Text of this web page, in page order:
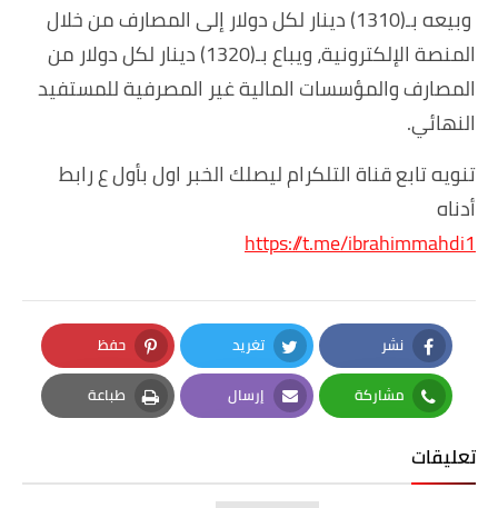
وبيعه بـ(1310) دينار لكل دولار إلى المصارف من خلال
المنصة الإلكترونية، ويباع بـ(1320) دينار لكل دولار من
المصارف والمؤسسات المالية غير المصرفية للمستفيد
النهائي.
تنويه تابع قناة التلكرام ليصلك الخبر اول بأول ع رابط
أدناه
https://t.me/ibrahimmahdi1
نشر
Facebook
تغريد
Twitter
حفظ
Pinterest
مشاركة
Whatsapp
إرسال
Email
طباعة
Print
تعليقات